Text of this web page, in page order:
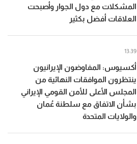
المشكلات مع دول الجوار وأصبحت
العلاقات أفضل بكثير
أكسيوس: المفاوضون الإيرانيون
ينتظرون الموافقات النهائية من
المجلس الأعلى للأمن القومي الإيراني
بشأن الاتفاق مع سلطنة عُمان
والولايات المتحدة
13:39